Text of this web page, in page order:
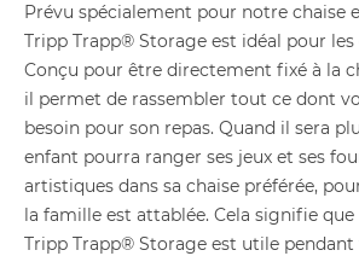
Prévu spécialement pour notre chaise
Tripp Trapp® Storage est idéal pour les
Conçu pour être directement fixé à la
il permet de rassembler tout ce dont
besoin pour son repas. Quand il sera
enfant pourra ranger ses jeux et ses
artistiques dans sa chaise préférée,
la famille est attablée. Cela signifie
Tripp Trapp® Storage est utile